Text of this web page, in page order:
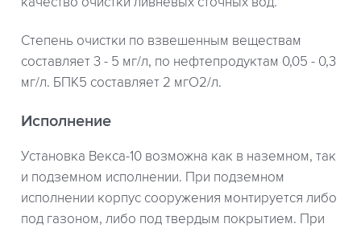
Степень очистки по взвешенным веществам
составляет 3 - 5 мг/л, по нефтепродуктам 0,05 - 0,3
мг/л. БПК5 составляет 2 мгО2/л.
Исполнение
Установка Векса-10 возможна как в наземном, так
и подземном исполнении. При подземном
исполнении корпус сооружения монтируется либо
под газоном, либо под твердым покрытием. При